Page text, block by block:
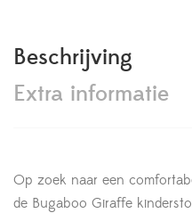
Beschrijving
Extra informatie
Op zoek naar een
de Bugaboo Giraffe